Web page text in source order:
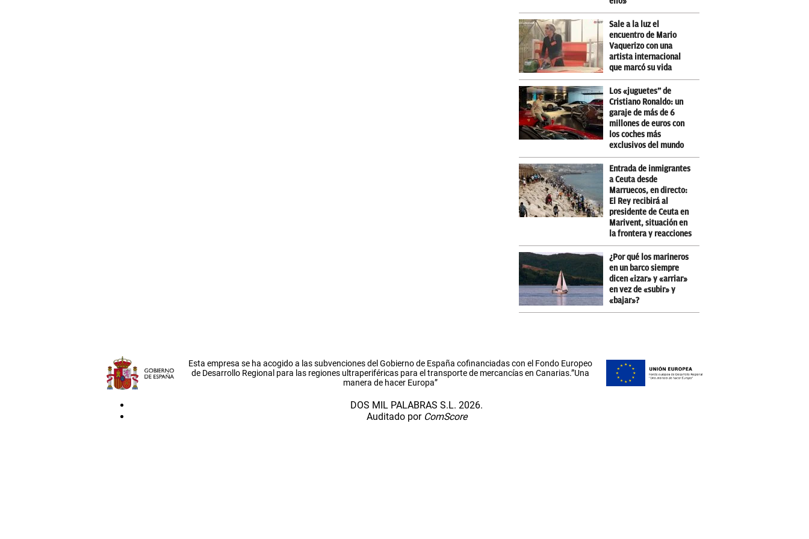
Sale a la luz el
encuentro de Mario
Vaquerizo con una
artista internacional
que marcó su vida
Los «juguetes” de
Cristiano Ronaldo: un
garaje de más de 6
millones de euros con
los coches más
exclusivos del mundo
Entrada de inmigrantes
a Ceuta desde
Marruecos, en directo:
El Rey recibirá al
presidente de Ceuta en
Marivent, situación en
la frontera y reacciones
¿Por qué los marineros
en un barco siempre
dicen «izar» y «arriar»
en vez de «subir» y
«bajar»?
Esta empresa se ha acogido a las subvenciones del Gobierno de España cofinanciadas con el Fondo Europeo
de Desarrollo Regional para las regiones ultraperiféricas para el transporte de mercancías en Canarias.”Una
manera de hacer Europa”
DOS MIL PALABRAS S.L. 2026.
Auditado por ComScore